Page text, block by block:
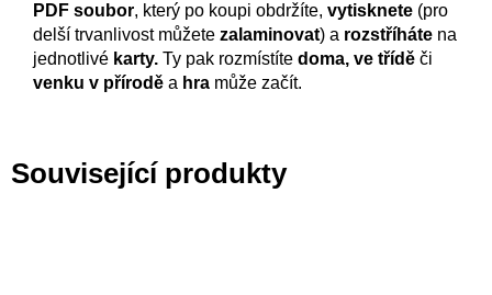
PDF soubor, který po koupi obdržíte, vytisknete (pro
delší trvanlivost můžete zalaminovat) a rozstříháte na
jednotlivé karty. Ty pak rozmístíte doma, ve třídě či
venku v přírodě a hra může začít.
Související produkty